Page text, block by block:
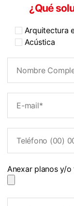
¿Qué
Arquitectura
Acústica
Anexar planos y/